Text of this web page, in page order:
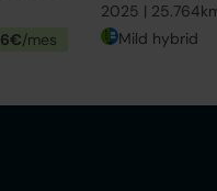
/mes
2025 |
Mild hybrid